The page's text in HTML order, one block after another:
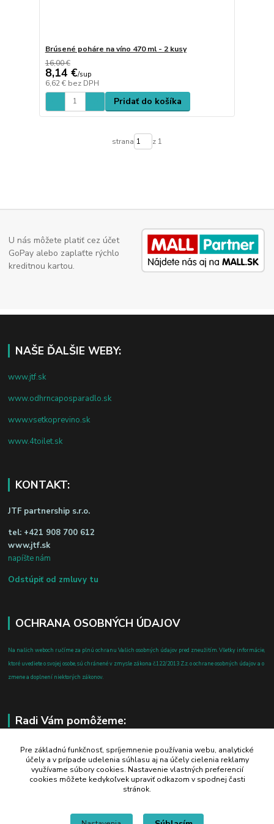
Brúsené poháre na víno 470 ml - 2 kusy
16,00 €
8,14 €/sup
6,62 € bez DPH
Pridať do košíka
strana z 1
U nás môžete platiť cez účet
GoPay alebo zaplaťte rýchlo
kreditnou kartou.
NAŠE ĎALŠIE WEBY:
www.jtf.sk
www.odhrncaposparadlo.sk
www.vsetkoprevino.sk
www.4toilet.sk
KONTAKT:
JTF partnership s.r.o.
tel: +421 908 700 612
www.jtf.sk
napíšte nám
Odstúpiť od zmluvy tu
OCHRANA OSOBNÝCH ÚDAJOV
Na našich weboch ručíme za plnú ochranu Vašich osobných údajov pred zneužitím. Všetky informácie,
ktoré uvediete o svojej osobe, sú chránené v zmysle zákona č.122/2013 Z.z. o ochrane osobných údajov a o
zmene a doplnení niektorých zákonov.
Radi Vám pomôžeme:
+421 908 700 612
po-pia: 8.00 - 16.00
business@jtf.sk
Pre základnú funkčnosť, spríjemnenie používania webu, analytické
účely a v prípade udelenia súhlasu aj na účely cielenia reklamy
využívame súbory cookies. Nastavenie vlastných preferencií
cookies môžete kedykoľvek upraviť odkazom v spodnej časti
stránok.